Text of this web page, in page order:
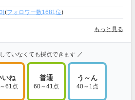
(フォロワー数1681位)
もっと見る
ていなくても採点できます ／
いね
61点
普通
60～41点
う～ん
40～1点